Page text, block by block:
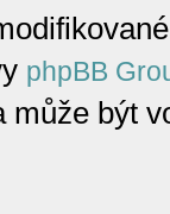
phpBB
může být